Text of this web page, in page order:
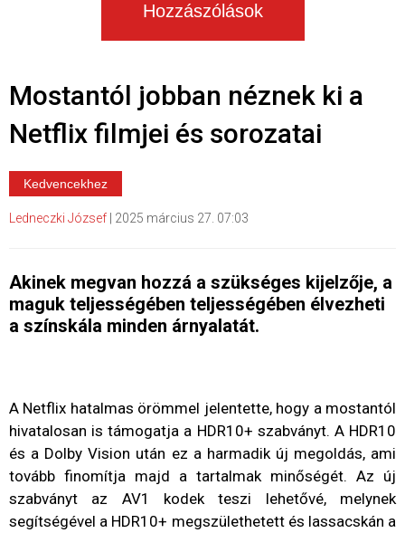
Hozzászólások
Mostantól jobban néznek ki a
Netflix filmjei és sorozatai
Kedvencekhez
Ledneczki József 2025 március 27. 07:03
Akinek megvan hozzá a szükséges kijelzője, a
maguk teljességében teljességében élvezheti
a színskála minden árnyalatát.
A Netflix hatalmas örömmel jelentette, hogy a mostantól
hivatalosan is támogatja a HDR10+ szabványt. A HDR10
és a Dolby Vision után ez a harmadik új megoldás, ami
tovább finomítja majd a tartalmak minőségét. Az új
szabványt az AV1 kodek teszi lehetővé, melynek
segítségével a HDR10+ megszülethetett és lassacskán a